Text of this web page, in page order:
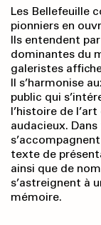
Les Bellefeuille
pionniers en
Ils entendent
dominantes du
galeristes
Il s’harmonise
public qui
l’histoire de
audacieux.
texte de
ainsi que de
s’astreignent à
mémoire.